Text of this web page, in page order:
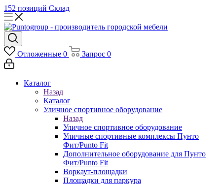
152 позиций Склад
Отложенные 0 Запрос 0
Каталог
Назад
Каталог
Уличное спортивное оборудование
Назад
Уличное спортивное оборудование
Уличные спортивные комплексы Пунто
Фит/Punto Fit
Дополнительное оборудование для Пунто
Фит/Punto Fit
Воркаут-площадки
Площадки для паркура